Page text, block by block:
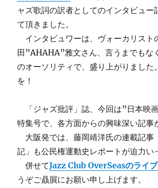
ャズ歌詞の訳者としてのインタビュー
て頂きました。
インタビュワーは、ヴォーカリスト
田”AHAHA”雅文さん、言うまでもな
のオーソリティで、盛り上がりました
を！
「ジャズ批評」誌、今回は”日本映
特集号で、各方面からの興味深い記事
大阪発では、藤岡靖洋氏の連載記事
記」も公民権運動史レポートが迫力い
併せてJazz Club OverSeasのライ
うぞご贔屓にお願い申し上げます。